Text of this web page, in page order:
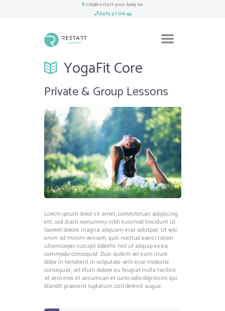
info@restart-your-body.be
0475 57 06 44
YogaFit Core
Private & Group Lessons
Lorem ipsum dolor sit amet, consectetuer adipiscing
elit, sed diam nonummy nibh euismod tincidunt ut
laoreet dolore magna aliquam erat volutpat. Ut wisi
enim ad minim veniam, quis nostrud exerci tation
ullamcorper suscipit lobortis nisl ut aliquip ex ea
commodo consequat. Duis autem vel eum iriure
dolor in hendrerit in vulputate velit esse molestie
consequat, vel illum dolore eu feugiat nulla facilisis
at vero eros et accumsan et iusto odio dignissim qui
blandit praesent luptatum zzril delenit augue.